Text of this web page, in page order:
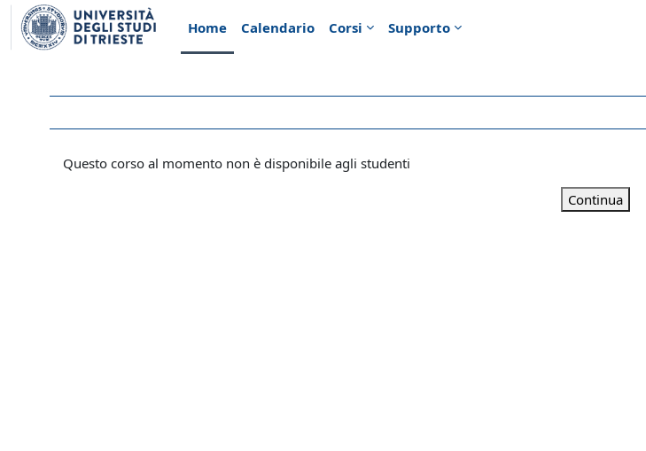
Vai al contenuto principale
Home
Calendario Corsi Supporto
Questo corso al momento non è disponibile agli studenti
Continua